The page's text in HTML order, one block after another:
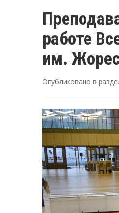
работе
им.
Опубликовано в